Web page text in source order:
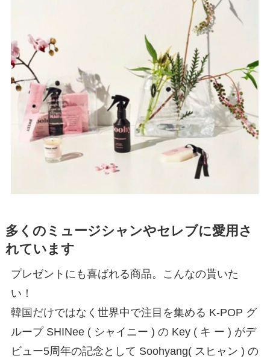
多くのミュージシャンやセレブに愛用さ
れています
プレゼントにも喜ばれる商品。こんなの貰いた
い！
韓国だけではなく世界中で注目を集める K-POP グ
ループ SHINee ( シャイニー ) の Key ( キ ー ) がデ
ビュー5周年の記念として Soohyang( スヒャン ) の